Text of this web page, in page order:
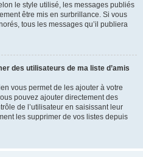
le style utilisé, les messages publiés
être mis en surbrillance. Si vous
tous les messages qu’il publiera
des utilisateurs de ma liste d’amis
vous permet de les ajouter à votre
pouvez ajouter directement des
de l’utilisateur en saisissant leur
les supprimer de vos listes depuis